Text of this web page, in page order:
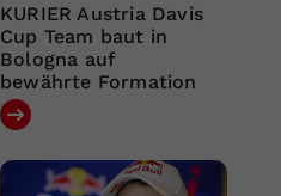
KURIER Austria Davis
Cup Team baut in
Bologna auf
bewährte Formation